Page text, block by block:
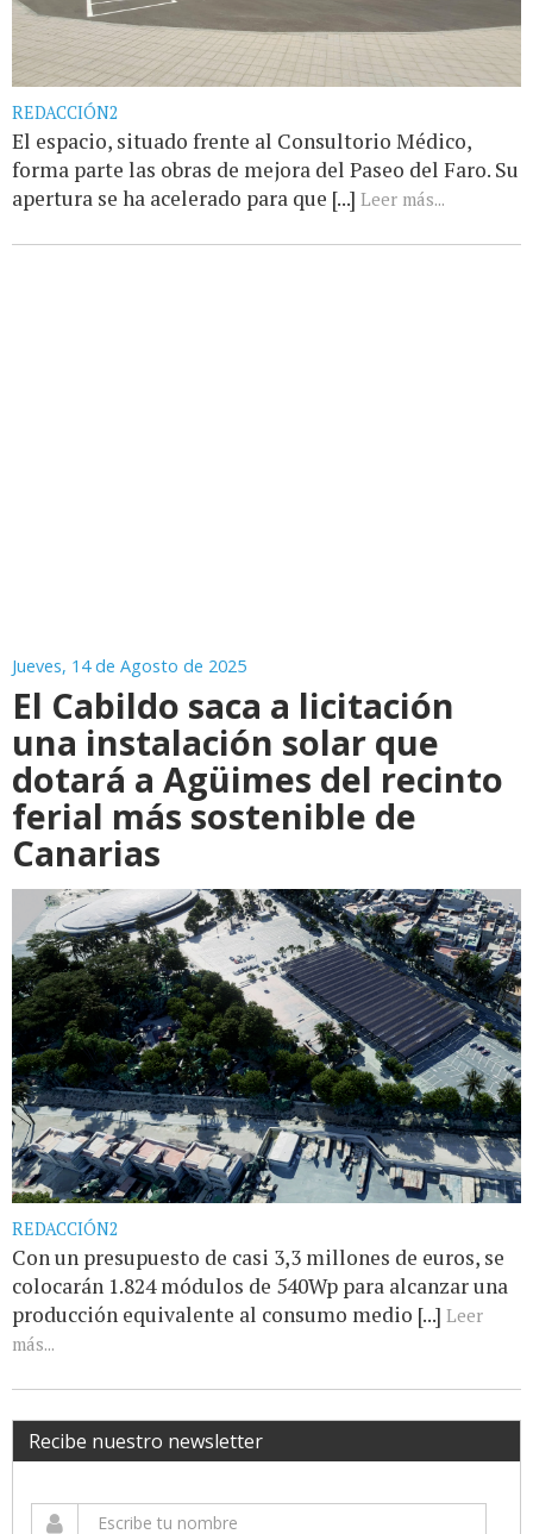
REDACCIÓN2
El espacio, situado frente al Consultorio Médico,
forma parte las obras de mejora del Paseo del Faro. Su
apertura se ha acelerado para que [...] Leer más...
Jueves, 14 de Agosto de 2025
El Cabildo saca a licitación
una instalación solar que
dotará a Agüimes del recinto
ferial más sostenible de
Canarias
REDACCIÓN2
Con un presupuesto de casi 3,3 millones de euros, se
colocarán 1.824 módulos de 540Wp para alcanzar una
producción equivalente al consumo medio [...] Leer
más...
Recibe nuestro newsletter